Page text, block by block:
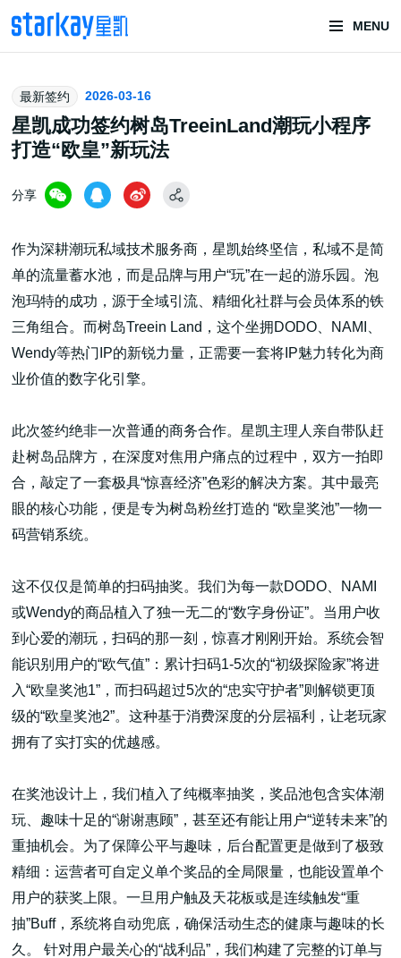
MENU
头部潮玩
技术服务商
潮玩技术解决方案
头部潮玩盲盒/谷子卡牌/二次元手办抽赏开发
高端网站建设
广告大片形式做开发
最新签约 2026-03-16
星凯成功签约树岛TreeinLand潮玩小程序
打造“欧皇”新玩法
分享
作为深耕潮玩私域技术服务商，星凯始终坚信，私域不是简
单的流量蓄水池，而是品牌与用户“玩”在一起的游乐园。泡
泡玛特的成功，源于全域引流、精细化社群与会员体系的铁
三角组合。而树岛Treein Land，这个坐拥DODO、NAMI、
Wendy等热门IP的新锐力量，正需要一套将IP魅力转化为商
业价值的数字化引擎。
此次签约绝非一次普通的商务合作。星凯主理人亲自带队赶
赴树岛品牌方，在深度对焦用户痛点的过程中，双方一拍即
合，敲定了一套极具“惊喜经济”色彩的解决方案。其中最亮
眼的核心功能，便是专为树岛粉丝打造的 “欧皇奖池”一物一
码营销系统。
这不仅仅是简单的扫码抽奖。我们为每一款DODO、NAMI
或Wendy的商品植入了独一无二的“数字身份证”。当用户收
到心爱的潮玩，扫码的那一刻，惊喜才刚刚开始。系统会智
能识别用户的“欧气值”：累计扫码1-5次的“初级探险家”将进
入“欧皇奖池1”，而扫码超过5次的“忠实守护者”则解锁更顶
级的“欧皇奖池2”。这种基于消费深度的分层福利，让老玩家
拥有了实打实的优越感。
在奖池设计上，我们植入了纯概率抽奖，奖品池包含实体潮
玩、趣味十足的“谢谢惠顾”，甚至还有能让用户“逆转未来”的
重抽机会。为了保障公平与趣味，后台配置更是做到了极致
精细：运营者可自定义单个奖品的全局限量，也能设置单个
用户的获奖上限。一旦用户触及天花板或是连续触发“重
抽”Buff，系统将自动兜底，确保活动生态的健康与趣味的长
久。 针对用户最关心的“战利品”，我们构建了完整的订单与